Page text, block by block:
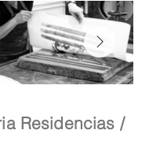
Residencias /